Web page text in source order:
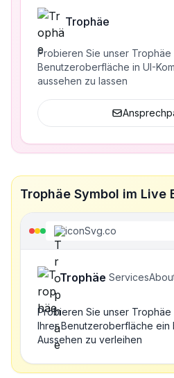
Trophäe
Probieren Sie unser Trophäe
Benutzeroberfläche in UI-
aussehen zu lassen
Trophäe Symbol im Live
iconSvg.co
Trophäe Services
Probieren Sie unser Trophäe
Ihrer Benutzeroberfläche ein
Aussehen zu verleihen